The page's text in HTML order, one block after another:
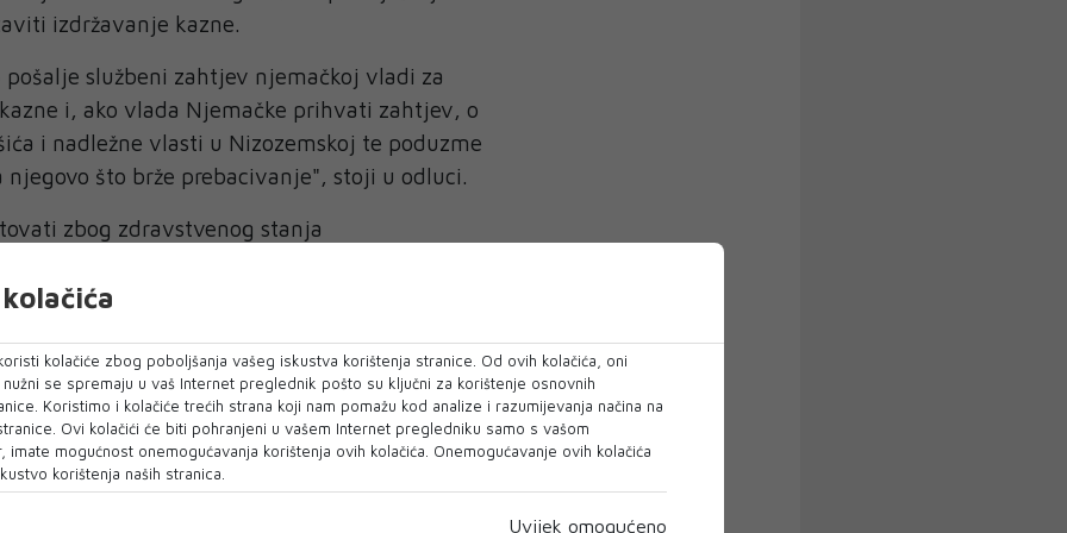
izdržavanje kazne.
službeni zahtjev njemačkoj vladi za
i, ako vlada Njemačke prihvati zahtjev, o
i nadležne vlasti u Nizozemskoj te poduzme
njegovo što brže prebacivanje", stoji u odluci.
zbog zdravstvenog stanja
Stanišićev raniji povjerljivi zahtjev da se prije
angažira sudski medicinski vještak koji bi
stanje i mogućnost putovanja.
da su njegovi zdravstveni problemi
bio krajnje nepovoljan, Mehanizam
kazni s Nizozemskom, niti postoje uvjeti
u pritvorskoj jedinici UN-a nakon
se u obrazloženju.
kolačiće zbog poboljšanja vašeg iskustva korištenja stranice. Od ovih kolačića, oni
se spremaju u vaš Internet preglednik pošto su ključni za korištenje osnovnih
Koristimo i kolačiće trećih strana koji nam pomažu kod analize i razumijevanja načina na
Ovi kolačići će biti pohranjeni u vašem Internet pregledniku samo s vašom
imate mogućnost onemogućavanja korištenja ovih kolačića. Onemogućavanje ovih kolačića
korištenja naših stranica.
Uvijek omogućeno